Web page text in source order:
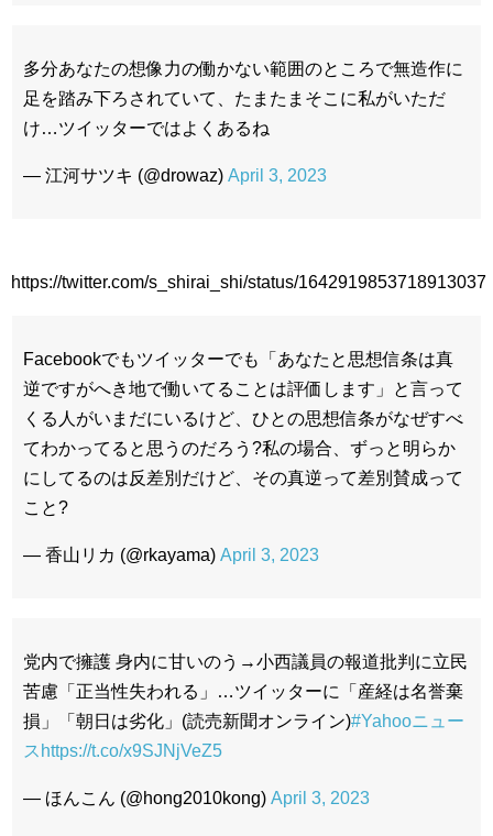
多分あなたの想像力の働かない範囲のところで無造作に
足を踏み下ろされていて、たまたまそこに私がいただ
け…ツイッターではよくあるね
— 江河サツキ (@drowaz) April 3, 2023
https://twitter.com/s_shirai_shi/status/1642919853718913037
Facebookでもツイッターでも「あなたと思想信条は真
逆ですがへき地で働いてることは評価します」と言って
くる人がいまだにいるけど、ひとの思想信条がなぜすべ
てわかってると思うのだろう?私の場合、ずっと明らか
にしてるのは反差別だけど、その真逆って差別賛成って
こと?
— 香山リカ (@rkayama) April 3, 2023
党内で擁護 身内に甘いのう→小西議員の報道批判に立民
苦慮「正当性失われる」…ツイッターに「産経は名誉棄
損」「朝日は劣化」(読売新聞オンライン)#Yahooニュー
ス https://t.co/x9SJNjVeZ5
— ほんこん (@hong2010kong) April 3, 2023